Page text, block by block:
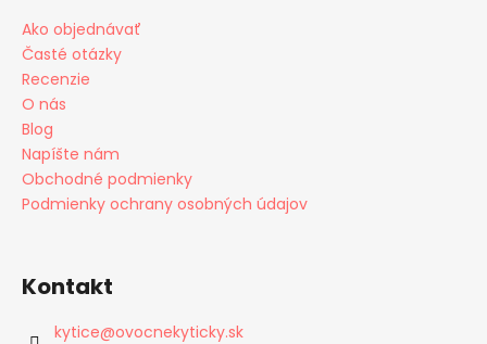
Ako objednávať
Časté otázky
Recenzie
O nás
Blog
Napíšte nám
Obchodné podmienky
Podmienky ochrany osobných údajov
Kontakt
kytice@ovocnekyticky.sk